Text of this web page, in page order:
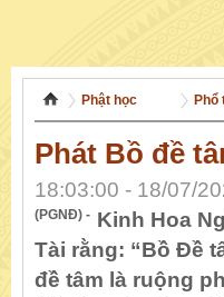
Phật học Phổ
Phát Bồ đề
18:03:00 - 18/07/
(PGNĐ) - Kinh Hoa
Tài rằng: “Bồ Đề
đề tâm là ruộng